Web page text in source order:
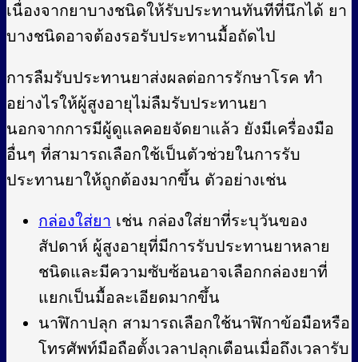
เนื่องจากยาบางชนิดให้รับประทานทันทีที่นึกได้ ยา
บางชนิดอาจต้องรอรับประทานมื้อถัดไป
การลืมรับประทานยาส่งผลต่อการรักษาโรค ทำ
อย่างไรให้ผู้สูงอายุไม่ลืมรับประทานยา
นอกจากการมีผู้ดูแลคอยจัดยาแล้ว ยังมีเครื่องมือ
อื่นๆ ที่สามารถเลือกใช้เป็นตัวช่วยในการรับ
ประทานยาให้ถูกต้องมากขึ้น ตัวอย่างเช่น
กล่องใส่ยา เช่น กล่องใส่ยาที่ระบุวันของ
สัปดาห์ ผู้สูงอายุที่มีการรับประทานยาหลาย
ชนิดและมีความซับซ้อนอาจเลือกกล่องยาที่
แยกเป็นมื้อละเอียดมากขึ้น
นาฬิกาปลุก สามารถเลือกใช้นาฬิกาข้อมือหรือ
โทรศัพท์มือถือตั้งเวลาปลุกเตือนเมื่อถึงเวลารับ